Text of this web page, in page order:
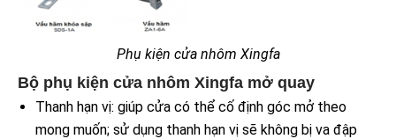
Phụ kiện cửa nhôm Xingfa
Bộ phụ kiện cửa nhôm Xingfa mở quay
Thanh hạn vị: giúp cửa có thể cố định góc mở theo
mong muốn; sử dụng thanh hạn vị sẽ không bị va đập